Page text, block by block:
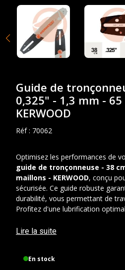
Guide de
0,325" - 1,3 mm -
KERWOOD
Réf : 70062
Optimisez les performances de
guide de tronçonneuse - 38
maillons - KERWOOD, conçu
sécurisée. Ce guide robuste
durabilité, vous permettant de
Profitez d'une lubrification
et vous offrent une performance
Lire la suite
En stock